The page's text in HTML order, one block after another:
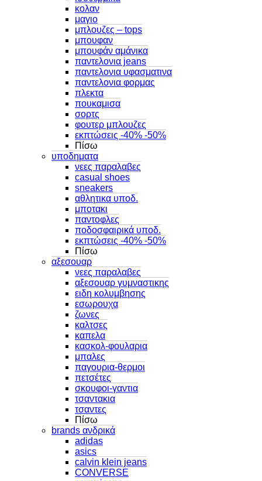
κολαν
μαγιο
μπλουζες – tops
μπουφαν
μπουφάν αμάνικα
παντελονια jeans
παντελονια υφασματινα
παντελονια φορμας
πλεκτα
πουκαμισα
σορτς
φουτερ μπλουζες
εκπτώσεις -40% -50%
Πίσω
υποδηματα
νεες παραλαβες
casual shoes
sneakers
αθλητικα υποδ.
μποτακι
παντοφλες
ποδοσφαιρικά υποδ.
εκπτώσεις -40% -50%
Πίσω
αξεσουαρ
νεες παραλαβες
αξεσουαρ γυμναστικης
ειδη κολυμβησης
εσωρουχα
ζωνες
καλτσες
καπελα
κασκολ-φουλαρια
μπαλες
παγουρια-θερμοι
πετσέτες
σκουφοι-γαντια
τσαντακια
τσαντες
Πίσω
brands ανδρικά
adidas
asics
calvin klein jeans
CONVERSE